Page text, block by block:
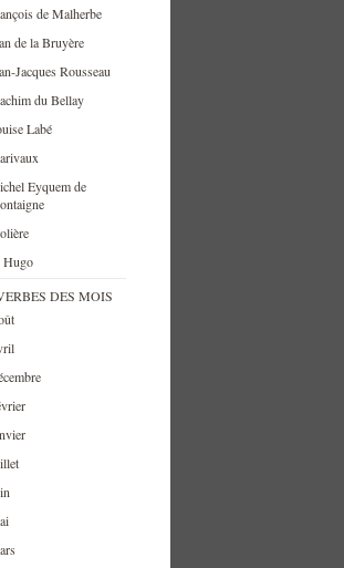
de Malherbe
de la Bruyère
Jacques Rousseau
du Bellay
Labé
Eyquem de
Hugo
DES MOIS